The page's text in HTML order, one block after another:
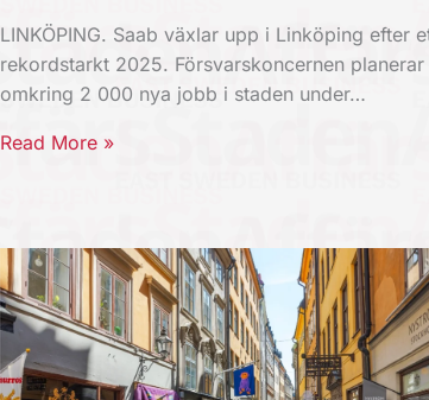
LINKÖPING. Saab växlar upp i Linköping efter
rekordstarkt 2025. Försvarskoncernen planerar
omkring 2 000 nya jobb i staden under…
Read More »